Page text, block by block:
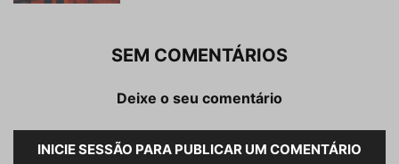
SEM COMENTÁRIOS
Deixe o seu comentário
INICIE SESSÃO PARA PUBLICAR UM COMENTÁRIO